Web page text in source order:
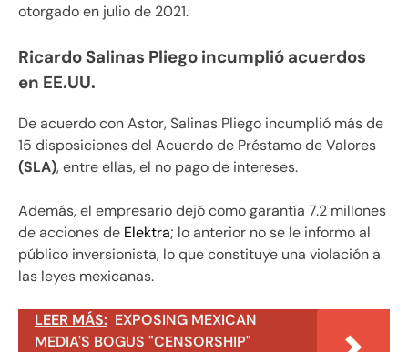
otorgado en julio de 2021.
Ricardo Salinas Pliego incumplió acuerdos
en EE.UU.
De acuerdo con Astor, Salinas Pliego incumplió más de
15 disposiciones del Acuerdo de Préstamo de Valores
(SLA), entre ellas, el no pago de intereses.
Además, el empresario dejó como garantía 7.2 millones
de acciones de Elektra; lo anterior no se le informo al
público inversionista, lo que constituye una violación a
las leyes mexicanas.
LEER MÁS: EXPOSING MEXICAN
MEDIA'S BOGUS "CENSORSHIP"